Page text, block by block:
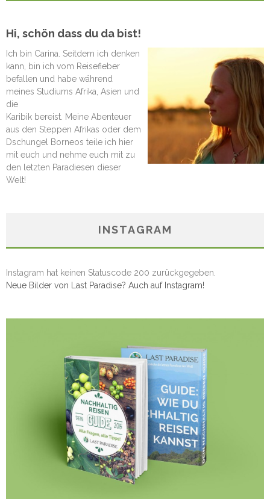
Hi, schön dass du da bist!
Ich bin Carina. Seitdem ich denken
kann, bin ich vom Reisefieber
befallen und habe während
meines Studiums Afrika, Asien und
die
Karibik bereist. Meine Abenteuer
aus den Steppen Afrikas oder dem
Dschungel Borneos teile ich hier
mit euch und nehme euch mit zu
den letzten Paradiesen dieser
Welt!
INSTAGRAM
Instagram hat keinen Statuscode 200 zurückgegeben.
Neue Bilder von Last Paradise? Auch auf Instagram!